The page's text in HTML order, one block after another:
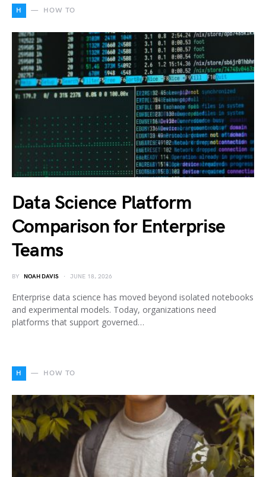
H HOW TO
Data Science Platform
Comparison for Enterprise
Teams
BY NOAH DAVIS JUNE 18, 2026
Enterprise data science has moved beyond isolated notebooks
and experimental models. Today, organizations need
platforms that support governed…
H HOW TO